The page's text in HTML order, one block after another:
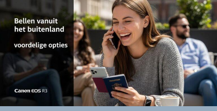
buitenland:
tips
en
voordelige
opties
2025